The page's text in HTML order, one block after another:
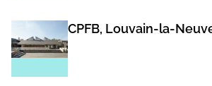
CPFB, Louvain-la-